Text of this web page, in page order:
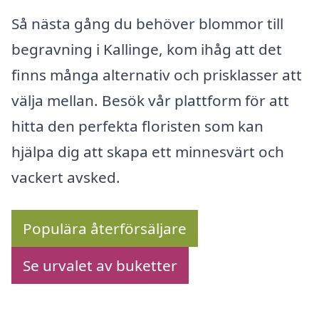
Så nästa gång du behöver blommor till
begravning i Kallinge, kom ihåg att det
finns många alternativ och prisklasser att
välja mellan. Besök vår plattform för att
hitta den perfekta floristen som kan
hjälpa dig att skapa ett minnesvärt och
vackert avsked.
Populära återförsäljare
Se urvalet av buketter